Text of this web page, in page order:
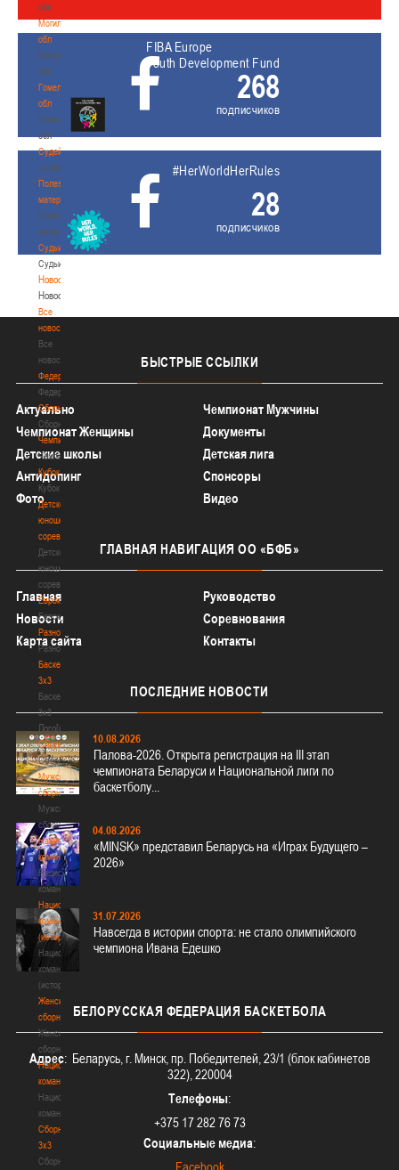
обл
Могилевская
обл
Могилевская
обл
Гомельская
обл
Гомельская
обл
Судейство
Судейство
Полезные
материалы
Полезные
материалы
Судьи
Судьи
Новости
Новости
Все
новости
Все
новости
Федерация
Федерация
Сборные
Сборные
Чемпионат
Чемпионат
Кубок
Кубок
Детско-
юношеские
соревнования
Детско-
юношеские
соревнования
Еврокубки
Еврокубки
Разное
Разное
Баскетбол
3х3
Баскетбол
3х3
Лого[modid=121]
Сборные
Сборные
Мужские
сборные
Мужские
сборные
Национальная
команда
Национальная
команда
Национальная
команда
(история)
Национальная
команда
(история)
Женские
сборные
Женские
сборные
Национальная
команда
Национальная
команда
Сборные
3х3
Сборные
FIBA Europe
Youth Development Fund
268
подписчиков
#HerWorldHerRules
28
подписчиков
БЫСТРЫЕ ССЫЛКИ
Актуально
Чемпионат Мужчины
Чемпионат Женщины
Документы
Детские школы
Детская лига
Антидопинг
Спонсоры
Фото
Видео
ГЛАВНАЯ НАВИГАЦИЯ ОО «БФБ»
Главная
Руководство
Новости
Соревнования
Карта сайта
Контакты
ПОСЛЕДНИЕ НОВОСТИ
10.08.2026
Палова-2026. Открыта регистрация на III этап
чемпионата Беларуси и Национальной лиги по
баскетболу...
04.08.2026
«MINSK» представил Беларусь на «Играх Будущего –
2026»
31.07.2026
Навсегда в истории спорта: не стало олимпийского
чемпиона Ивана Едешко
БЕЛОРУССКАЯ ФЕДЕРАЦИЯ БАСКЕТБОЛА
Адрес: Беларусь, г. Минск, пр. Победителей, 23/1 (блок кабинетов
322), 220004
Телефоны:
+375 17 282 76 73
Социальные медиа:
Facebook